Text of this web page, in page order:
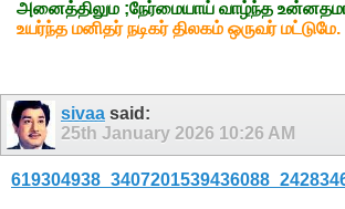
அனைத்திலும ;நேர்மையாய் வாழ்ந்த
உயர்ந்த மனிதர் நடிகர் திலகம் ஒருவர் மட்டுமே.
sivaa said:
25th January 2026 10:26 AM